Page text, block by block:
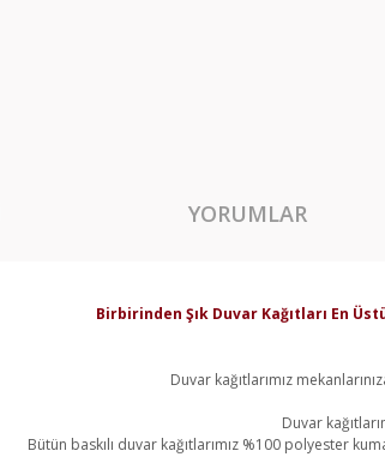
YORUMLAR
Birbirinden Şık Duvar Kağıtları En
Duvar kağıtlarımız
Duvar
Bütün baskılı duvar kağıtlarımız %100 polyester